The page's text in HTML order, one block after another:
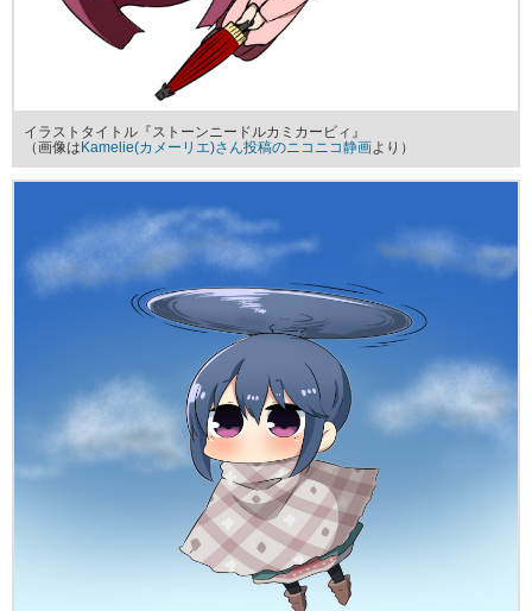
イラストタイトル『ストーンニードルカミカービィ』
（画像は Kamelie(カメーリエ)さん投稿のニコニコ静画より）